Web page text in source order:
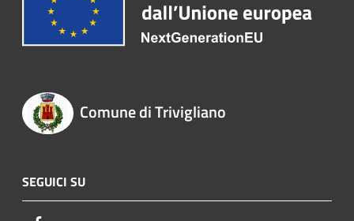
Comune di Trivigliano
SEGUICI SU